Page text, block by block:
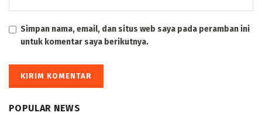
Simpan nama, email, dan situs web saya pada peramban ini
untuk komentar saya berikutnya.
POPULAR NEWS